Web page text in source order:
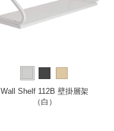
Wall Shelf 112B 壁掛層架
（白）